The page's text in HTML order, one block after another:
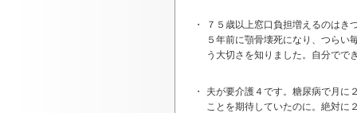
・
７５歳以上窓口負担増えるのはき
５年前に顎骨壊死になり、つらい
う大切さを知りました。自分でで
・
夫が要介護４です。糖尿病で月に
ことを期待していたのに。絶対に